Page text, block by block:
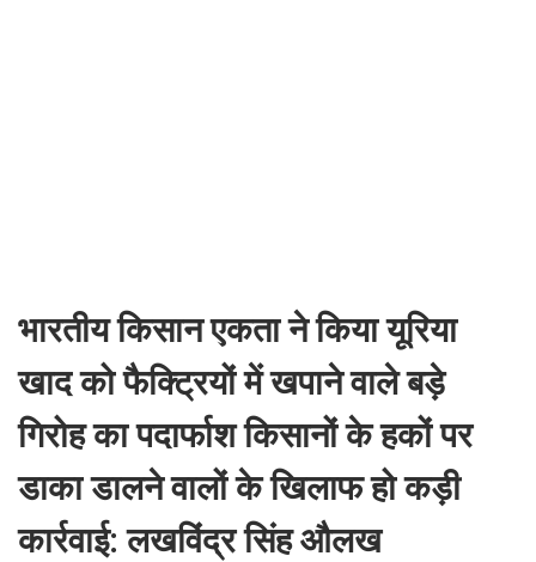
भारतीय किसान एकता ने किया यूरिया
खाद को फैक्ट्रियों में खपाने वाले बड़े
गिरोह का पदार्फाश किसानों के हकों पर
डाका डालने वालों के खिलाफ हो कड़ी
कार्रवाई: लखविंद्र सिंह औलख